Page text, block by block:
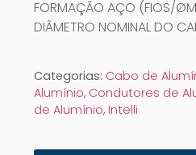
FORMAÇÃO AÇO (FIOS/
DIÂMETRO NOMINAL DO
Categorias: Cabo de
Alumínio, Condutores de
de Alumínio, Intelli